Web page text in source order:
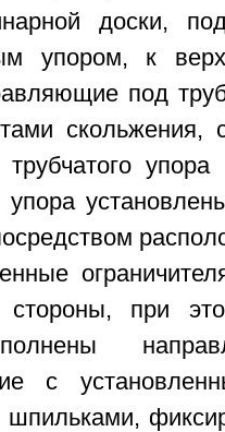
доски,
упором, к
под
скольжения,
упора
стороны, при
с
шпильками,